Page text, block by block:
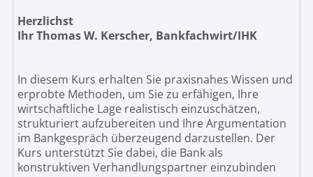
Herzlichst
Ihr Thomas W. Kerscher, Bankfachwirt/IHK
In diesem Kurs erhalten Sie praxisnahes Wissen und
erprobte Methoden, um Sie zu erfähigen, Ihre
wirtschaftliche Lage realistisch einzuschätzen,
strukturiert aufzubereiten und Ihre Argumentation
im Bankgespräch überzeugend darzustellen. Der
Kurs unterstützt Sie dabei, die Bank als
konstruktiven Verhandlungspartner einzubinden